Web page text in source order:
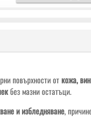
повърхности от кожа,
без мазни остатъци.
и избледняване,